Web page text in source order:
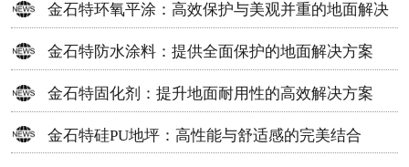
金石特环氧平涂：高效保护与美观并重的地面解决
方案
金石特防水涂料：提供全面保护的地面解决方案
金石特固化剂：提升地面耐用性的高效解决方案
金石特硅PU地坪：高性能与舒适感的完美结合